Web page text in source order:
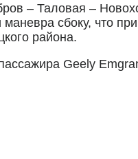
– Таловая –
сбоку, что
района.
Geely